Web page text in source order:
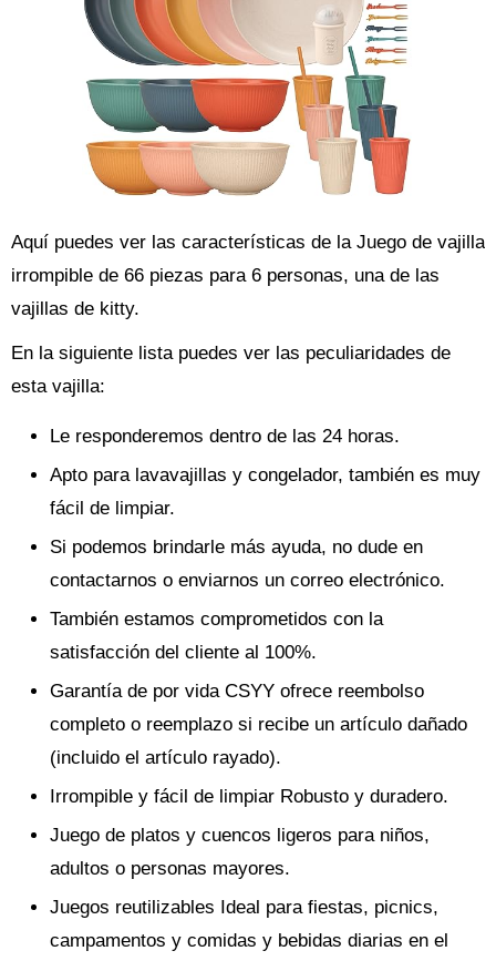
Aquí puedes ver las características de la Juego de vajilla
irrompible de 66 piezas para 6 personas, una de las
vajillas de kitty.
En la siguiente lista puedes ver las peculiaridades de
esta vajilla:
Le responderemos dentro de las 24 horas.
Apto para lavavajillas y congelador, también es muy
fácil de limpiar.
Si podemos brindarle más ayuda, no dude en
contactarnos o enviarnos un correo electrónico.
También estamos comprometidos con la
satisfacción del cliente al 100%.
Garantía de por vida CSYY ofrece reembolso
completo o reemplazo si recibe un artículo dañado
(incluido el artículo rayado).
Irrompible y fácil de limpiar Robusto y duradero.
Juego de platos y cuencos ligeros para niños,
adultos o personas mayores.
Juegos reutilizables Ideal para fiestas, picnics,
campamentos y comidas y bebidas diarias en el